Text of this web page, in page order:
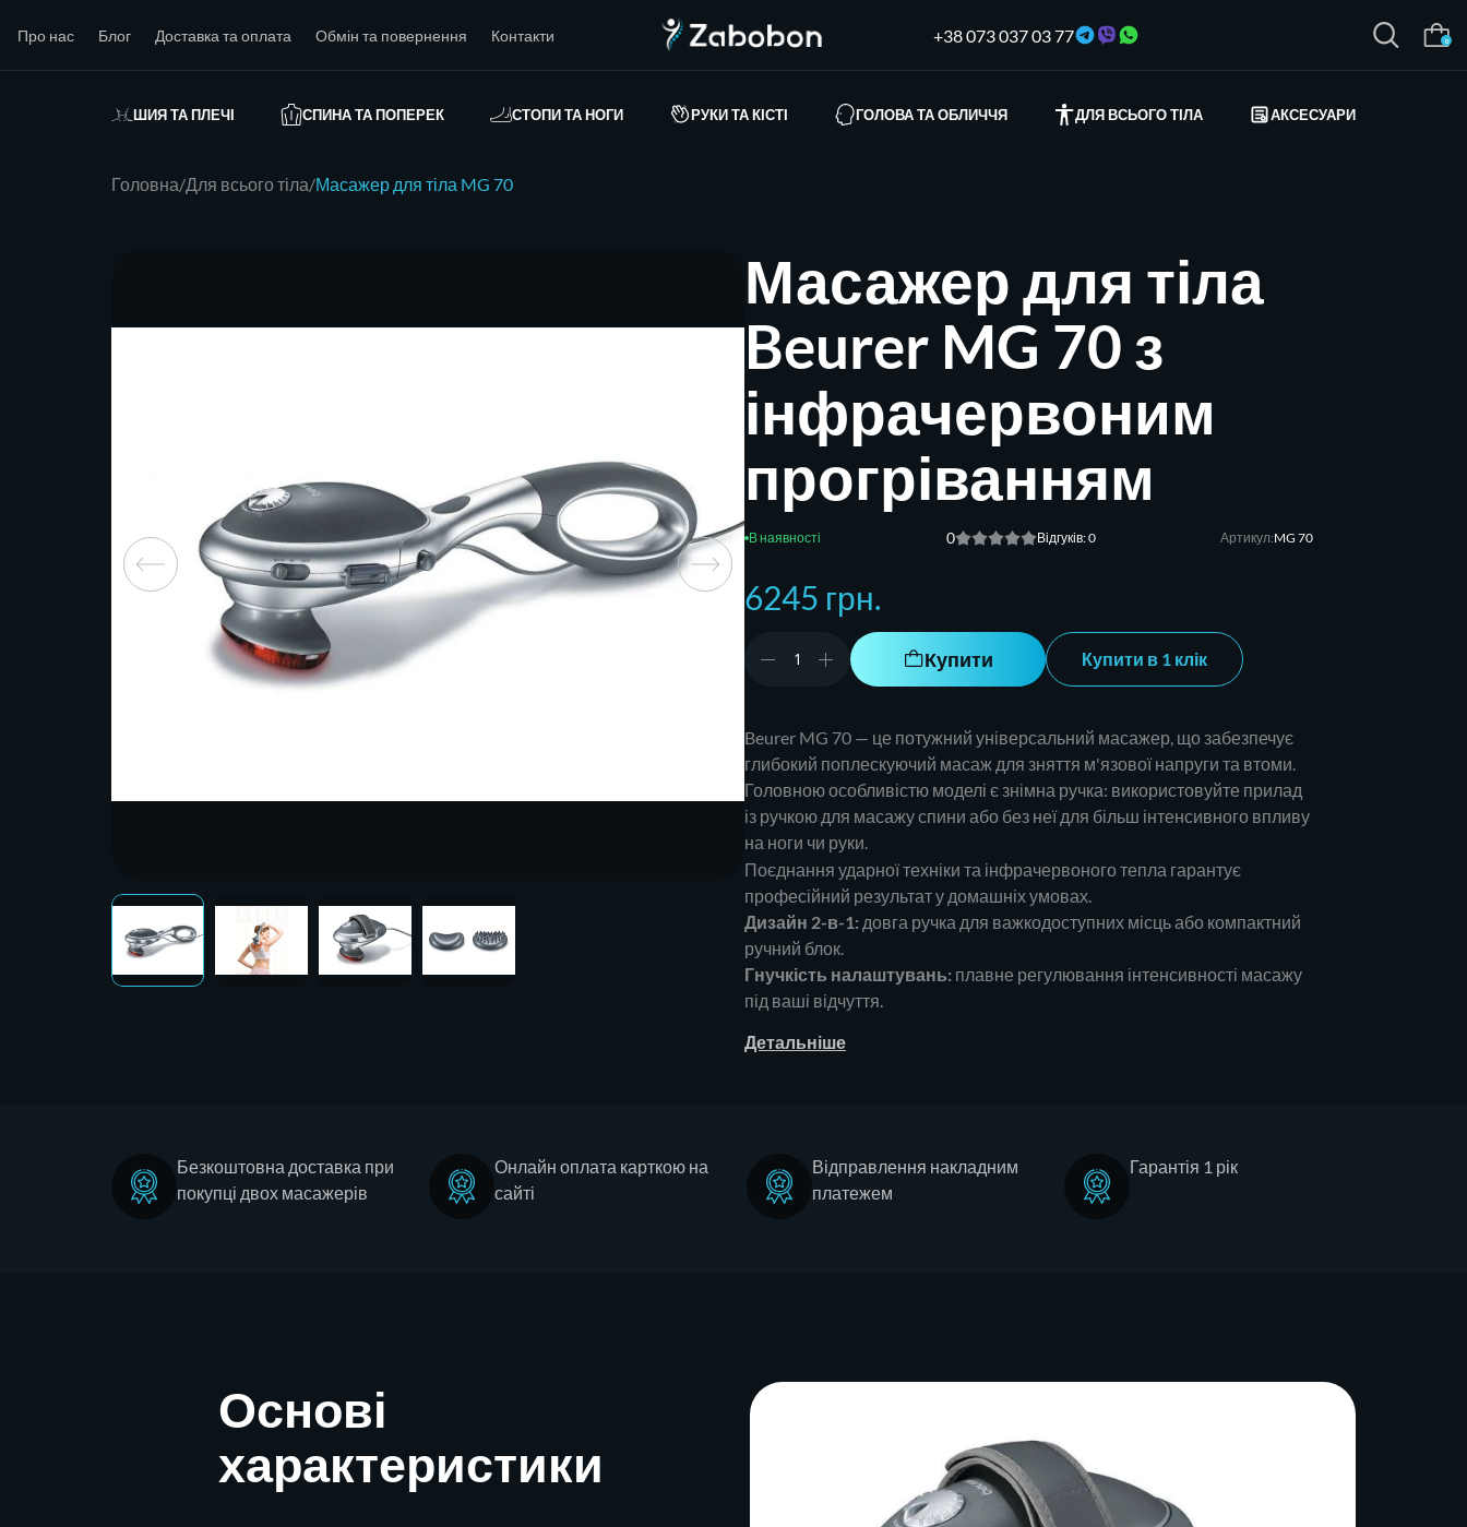
Про нас Блог Доставка та оплата Обмін та повернення Контакти +38 073 037 03 77 0
ШИЯ ТА ПЛЕЧІ СПИНА ТА ПОПЕРЕК СТОПИ ТА НОГИ РУКИ ТА КІСТІ ГОЛОВА ТА ОБЛИЧЧЯ ДЛЯ ВСЬОГО ТІЛА АКСЕСУАРИ
Головна Для всього тіла Масажер для тіла MG 70
Масажер для тіла
Beurer MG 70 з
інфрачервоним
прогріванням
0 Відгуків: 0 Артикул:MG 70
6245 грн.
Купити Купити в 1 клік
Beurer MG 70 — це потужний універсальний масажер, що забезпечує
глибокий поплескуючий масаж для зняття м'язової напруги та втоми.
Головною особливістю моделі є знімна ручка: використовуйте прилад
із ручкою для масажу спини або без неї для більш інтенсивного впливу
на ноги чи руки.
Поєднання ударної техніки та інфрачервоного тепла гарантує
професійний результат у домашніх умовах.
Дизайн 2-в-1: довга ручка для важкодоступних місць або компактний
ручний блок.
Гнучкість налаштувань: плавне регулювання інтенсивності масажу
під ваші відчуття.
Детальніше
Безкоштовна доставка при
покупці двох масажерів
Онлайн оплата карткою на
сайті
Відправлення накладним
платежем
Гарантія 1 рік
Основі
характеристики